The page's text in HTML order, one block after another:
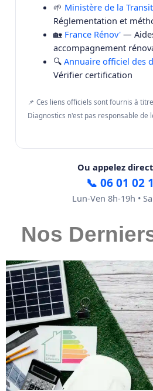
🌱 Ministère de la
Réglementation et
🏡 France Rénov'—
accompagnement
🔍 Annuaire officiel des
Vérifier certification
📌 Ces liens officiels sont fournis à
Diagnostics n'est pas responsable de
Ou appelez
📞 06 01 02
Lun-Ven 8h-19h •
Nos